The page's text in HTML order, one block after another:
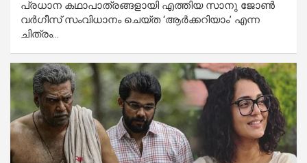
പ്രധാന കഥാപാത്രങ്ങളായി എത്തിയ സാനു ജോണ്‍
വര്‍ഗീസ് സംവിധാനം ചെയ്ത ‘ആര്‍ക്കറിയാം’ എന്ന
ചിത്രം…